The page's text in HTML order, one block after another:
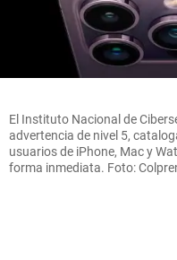
El Instituto Nacional de
advertencia de nivel 5,
usuarios de iPhone, Mac y
forma inmediata. Foto: